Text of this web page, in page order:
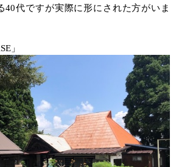
40代ですが実際に形にされた方がいま
」